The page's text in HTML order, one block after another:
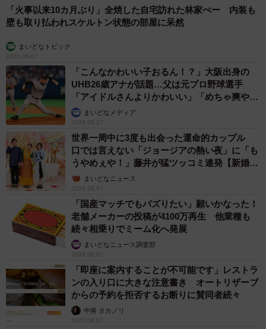
「火事以来10カ月ぶり」全焼した自宅訪れた林家ぺー 内装も
壁も取り払われスケルトン状態の部屋に呆然
まいどなトピック
2026.08.07
「こんなかわいい子おるん！？」大阪出身の
UHB26歳アナが話題…父は元プロ野球選手
「アイドルさんよりかわいい」「めちゃ爽や
か」まいどなメディア
2026.08.07
世界一周中に3度も出会った運命的カップル
口では言えない「ジョージアの熱い夜」に「も
うやめぇや！」藤井が猛ツッコミ連発【新婚さ
ん】まいどなニュース
2026.08.07
「国産マッチでもバズりたい」願いかなった！
老舗メーカーの投稿が4100万再生 他業種も
続々相乗りでミーム化へ発展
まいどなニュース調査部
2026.08.07
「即座に案内することが不可能です」レストラ
ンの入り口に大きな注意書き オートリザーブ
からの予約を拒否するお断りに賛同者続々
中将 タカノリ
2026.08.07